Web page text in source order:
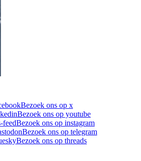
Bezoek ons op x
Bezoek ons op youtube
feedBezoek ons op instagram
Bezoek ons op telegram
Bezoek ons op threads